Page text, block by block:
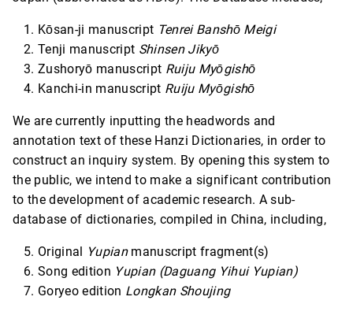
Kōsan-ji manuscript Tenrei Banshō Meigi
Tenji manuscript Shinsen Jikyō
Zushoryō manuscript Ruiju Myōgishō
Kanchi-in manuscript Ruiju Myōgishō
We are currently inputting the headwords and
annotation text of these Hanzi Dictionaries, in order to
construct an inquiry system. By opening this system to
the public, we intend to make a significant contribution
to the development of academic research. A sub-
database of dictionaries, compiled in China, including,
Original Yupianmanuscript fragment(s)
Song edition Yupian (Daguang Yihui Yupian)
Goryeo edition Longkan Shoujing